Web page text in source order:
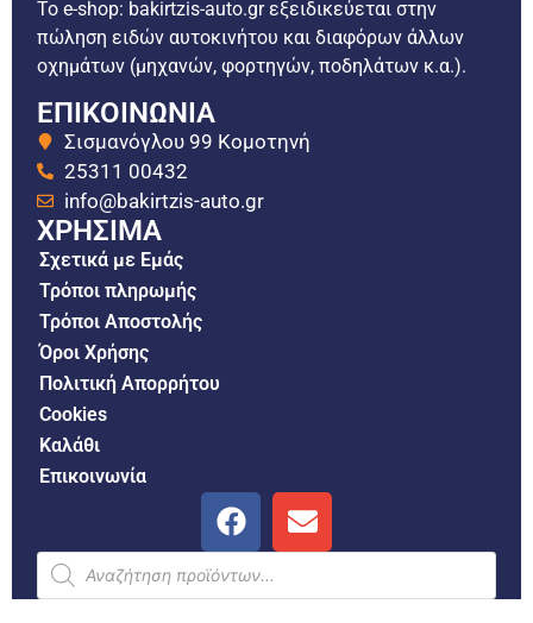
Το e-shop: bakirtzis-auto.gr εξειδικεύεται στην
πώληση ειδών αυτοκινήτου και διαφόρων άλλων
οχημάτων (μηχανών, φορτηγών, ποδηλάτων κ.α.).
ΕΠΙΚΟΙΝΩΝΙΑ
Σισμανόγλου 99 Κομοτηνή
25311 00432
info@bakirtzis-auto.gr
ΧΡΗΣΙΜΑ
Σχετικά με Εμάς
Τρόποι πληρωμής
Τρόποι Αποστολής
Όροι Χρήσης
Πολιτική Απορρήτου
Cookies
Καλάθι
Επικοινωνία